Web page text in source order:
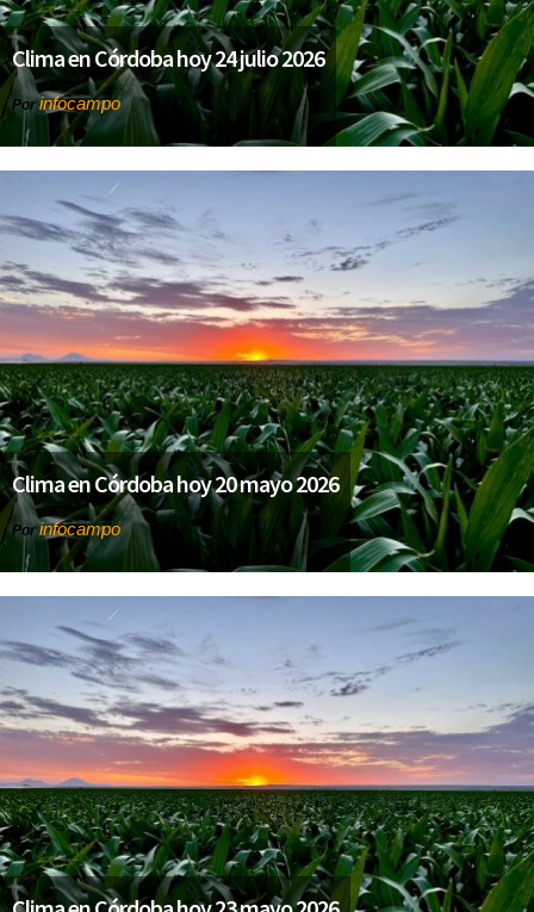
Clima en Córdoba hoy 24 julio 2026
Por infocampo
Clima en Córdoba hoy 20 mayo 2026
Porinfocampo